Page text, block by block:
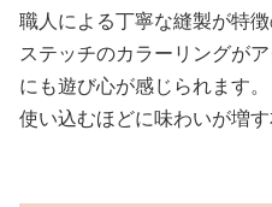
職人による丁寧な縫製が特徴
ステッチのカラーリングが
にも遊び心が感じられます。
使い込むほどに味わいが増